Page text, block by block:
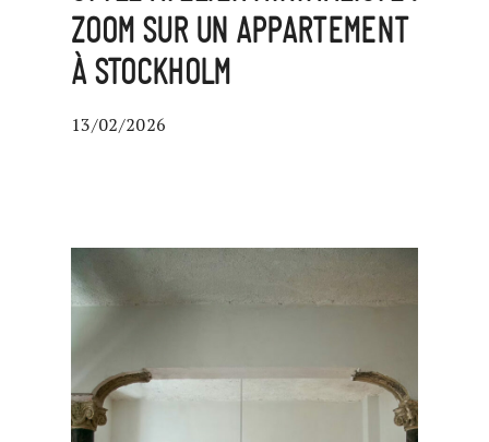
ZOOM SUR UN APPARTEMENT
À STOCKHOLM
13/02/2026